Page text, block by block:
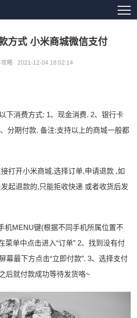
方式 小米商城微信支付
略 2021-12-04 18:02:14
下消费方式: 1、现金消费. 2、银行卡
分期付款. 备注:支持以上的商城一般都
打开小米商城,选择订单,申请退款 ,如
起退款的,只能拒收快递 或者收货后发
机MENU键(根据不同手机所属位置不
菜单中点击进入“订单” 2、找到没有付
幕最下方点击“立即付款”. 3、选择支付
后就付款成功等待发货咯~